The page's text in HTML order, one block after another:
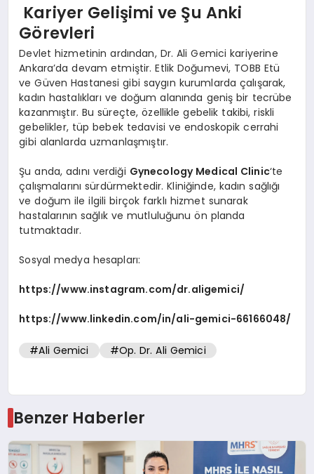
Kariyer Gelişimi ve Şu Anki
Görevleri
Devlet hizmetinin ardından, Dr. Ali Gemici kariyerine
Ankara’da devam etmiştir. Etlik Doğumevi, TOBB Etü
ve Güven Hastanesi gibi saygın kurumlarda çalışarak,
kadın hastalıkları ve doğum alanında geniş bir tecrübe
kazanmıştır. Bu süreçte, özellikle gebelik takibi, riskli
gebelikler, tüp bebek tedavisi ve endoskopik cerrahi
gibi alanlarda uzmanlaşmıştır.
Şu anda, adını verdiği Gynecology Medical Clinic‘te
çalışmalarını sürdürmektedir. Kliniğinde, kadın sağlığı
ve doğum ile ilgili birçok farklı hizmet sunarak
hastalarının sağlık ve mutluluğunu ön planda
tutmaktadır.
Sosyal medya hesapları:
https://www.instagram.com/dr.aligemici/
https://www.linkedin.com/in/ali-gemici-66166048/
#Ali Gemici #Op. Dr. Ali Gemici
Benzer Haberler